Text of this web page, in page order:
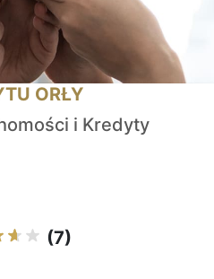
ORŁY
i Kredyty
(7)